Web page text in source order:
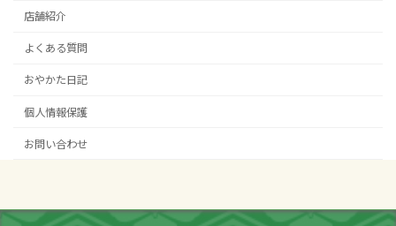
店舗紹介
よくある質問
おやかた日記
個人情報保護
お問い合わせ